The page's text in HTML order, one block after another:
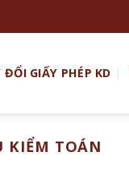
ĐỔI GIẤY PHÉP KD
KIỂM TOÁN